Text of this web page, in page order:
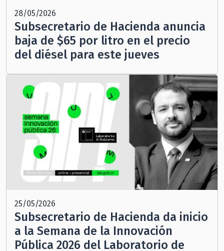
28/05/2026
Subsecretario de Hacienda anuncia
baja de $65 por litro en el precio
del diésel para este jueves
25/05/2026
Subsecretario de Hacienda da inicio
a la Semana de la Innovación
Pública 2026 del Laboratorio de